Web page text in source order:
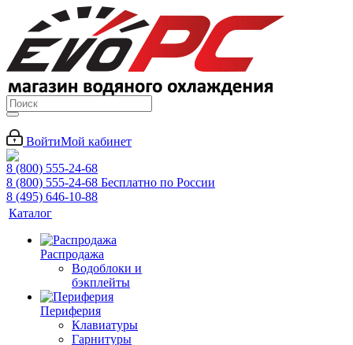
ВойтиМой кабинет
8 (800) 555-24-68
8 (800) 555-24-68 Бесплатно по России
8 (495) 646-10-88
Каталог
Распродажа
Водоблоки и
бэкплейты
Периферия
Клавиатуры
Гарнитуры